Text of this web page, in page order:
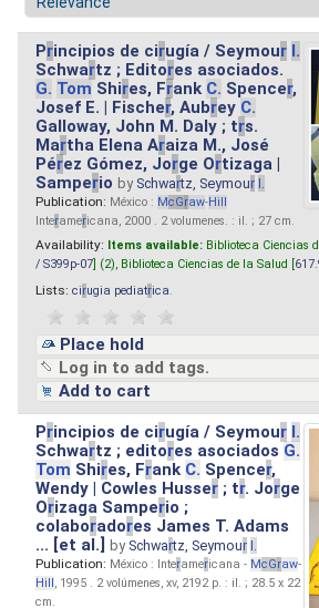
Principios de cirugía / Seymour I.
Schwartz ; Editores asociados.
G. Tom Shires, Frank C. Spencer,
Josef E. | Fischer, Aubrey C.
Galloway, John M. Daly ; trs.
Martha Elena Araiza M., José
Pérez Gómez, Jorge Ortizaga |
Samperio by Schwartz, Seymour I.
Publication: México : McGraw-Hill
Interamericana, 2000 . 2 volumenes. : il. ; 27 cm.
Availability: Items available: Biblioteca Ciencias
/ S399p-07 ] (2), Biblioteca Ciencias de la Salud [
Lists: cirugia pediatrica
Place hold
Log in to add tags.
Add to cart
Principios de cirugía / Seymour I.
Schwartz ; editores asociados G.
Tom Shires, Frank C. Spencer,
Wendy | Cowles Husser ; tr. Jorge
Orizaga Samperio ;
colaboradores James T. Adams
... [et al.]by Schwartz, Seymour I.
Publication: México : Interamericana - McGraw-
Hill, 1995 . 2 volúmenes, xv, 2192 p. : il. ; 28.5 x 22
cm.